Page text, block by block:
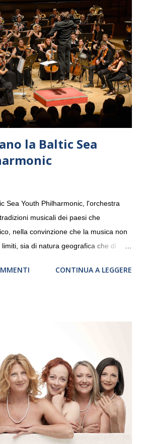
la Baltic Sea
Sea Youth Philharmonic, l'orchestra
musicali dei paesi che
nella convinzione che la musica non
sia di natura geografica che di
a Heiden, in Germania, e toccherà, in
dove si esibirà per il secondo anno
milanese avrà il piacere di applaudire i
Sea Youth Philharmonic per la quarta
nel 2008 da Kristjan Järvi (affiancato
di consulent...
CONTINUA A LEGGERE